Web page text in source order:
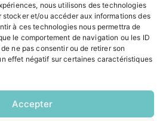
nous utilisons des technologies
et/ou accéder aux informations des
à ces technologies nous permettra de
le comportement de navigation ou les ID
ne pas consentir ou de retirer son
effet négatif sur certaines caractéristiques
Accepter
LÉGALES